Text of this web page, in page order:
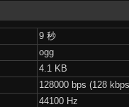
9 秒
ogg
4.1 KB
128000 bps (128
44100 Hz